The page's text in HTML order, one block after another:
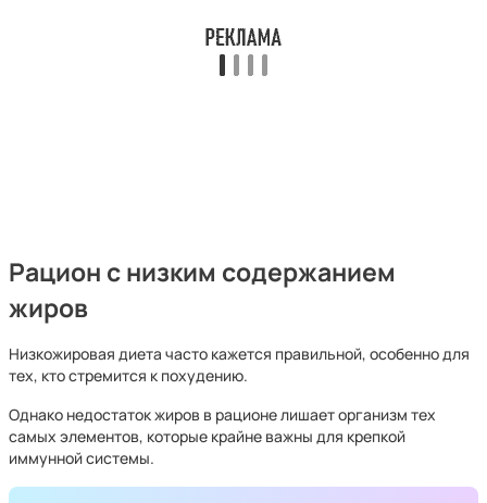
Рацион с низким содержанием
жиров
Низкожировая диета часто кажется правильной, особенно для
тех, кто стремится к похудению.
Однако недостаток жиров в рационе лишает организм тех
самых элементов, которые крайне важны для крепкой
иммунной системы.